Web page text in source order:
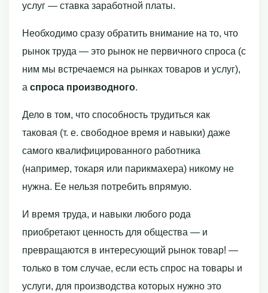
услуг — ставка заработной платы.
Необходимо сразу обратить внимание на то, что
рынок труда — это рынок не первичного спроса (с
ним мы встречаемся на рынках товаров и услуг),
а спроса производного.
Дело в том, что способность трудиться как
таковая (т. е. свободное время и навыки) даже
самого квалифицированного работника
(например, токаря или па­рикмахера) никому не
нужна. Ее нельзя потребить впрямую.
И время труда, и навыки любого рода
приобретают ценность для общества — и
превращаются в интересующий рынок товар! —
только в том случае, если есть спрос на товары и
услуги, для производства которых нужно это